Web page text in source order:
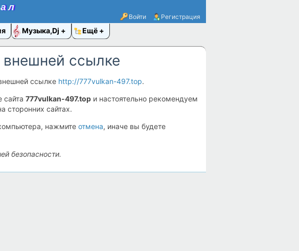
Войти Регистрация
Музыка,Dj Ещё
ссылке
ссылке http://777vulkan-497.top.
сайта 777vulkan-497.top и настоятельно рекомендуем
сторонних сайтах.
нажмите отмена, иначе вы будете
безопасности.